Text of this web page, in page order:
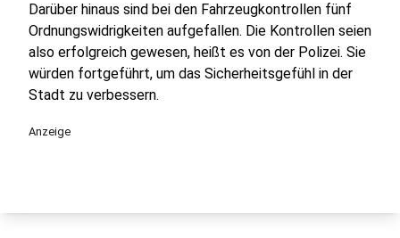
Darüber hinaus sind bei den Fahrzeugkontrollen fünf
Ordnungswidrigkeiten aufgefallen. Die Kontrollen seien
also erfolgreich gewesen, heißt es von der Polizei. Sie
würden fortgeführt, um das Sicherheitsgefühl in der
Stadt zu verbessern.
Anzeige